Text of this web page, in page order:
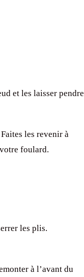
et les laisser pendre
les revenir à
foulard.
les plis.
à l’avant du